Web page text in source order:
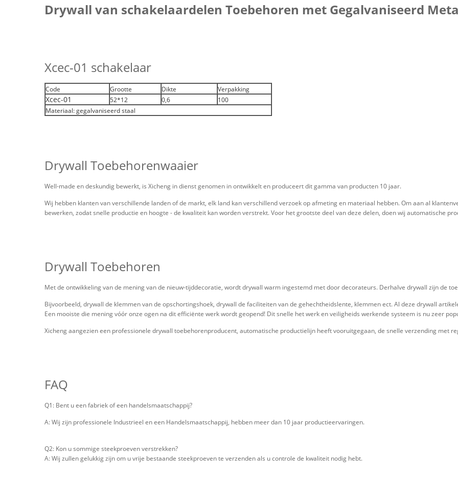
Drywall van schakelaardelen Toebehoren met Gegalvaniseerd
Xcec-01 schakelaar
Code Grootte Dikte Verpakking
Xcec-01 52*12 0,6
100
Materiaal: gegalvaniseerd staal
Drywall Toebehorenwaaier
Well-made en deskundig bewerkt, is Xicheng in dienst genomen in ontwikkelt en produceert dit gamma van producten 10 jaar.
Wij hebben klanten van verschillende landen of de markt, elk land kan verschillend verzoek op afmeting en materiaal hebben. Om aan al
bewerken, zodat snelle productie en hoogte - de kwaliteit kan worden verstrekt. Voor het grootste deel van deze delen, doen wij automatische
Drywall Toebehoren
Met de ontwikkeling van de mening van de nieuw-tijddecoratie, wordt drywall warm ingestemd met door decorateurs. Derhalve drywall zijn de
Bijvoorbeeld, drywall de klemmen van de opschortingshoek, drywall de faciliteiten van de gehechtheidslente, klemmen ect. Al deze drywall
Een mooiste die mening vóór onze ogen na dit efficiënte werk wordt geopend! Dit snelle het werk en veiligheids werkende systeem is nu zeer
Xicheng aangezien een professionele drywall toebehorenproducent, automatische productielijn heeft vooruitgegaan, de snelle verzending met
FAQ
Q1: Bent u een fabriek of een handelsmaatschappij?
A: Wij zijn professionele Industrieel en een Handelsmaatschappij, hebben meer dan 10 jaar productieervaringen.
Q2: Kon u sommige steekproeven verstrekken?
A: Wij zullen gelukkig zijn om u vrije bestaande steekproeven te verzenden als u controle de kwaliteit nodig hebt.